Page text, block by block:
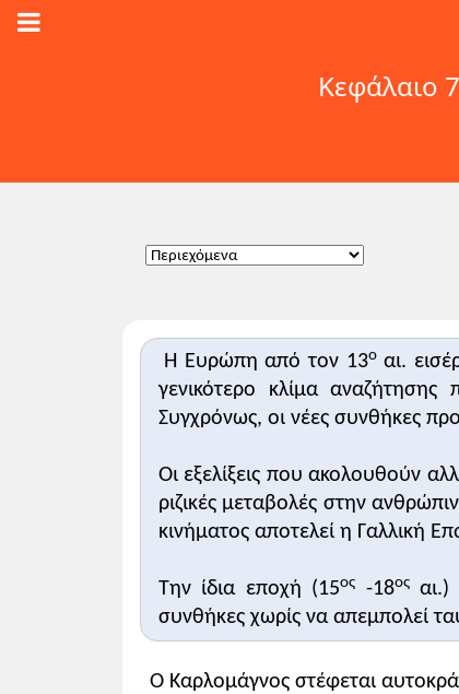
Κεφάλαιο
Η Ευρώπη από τον 13οαι.
γενικότερο κλίμα
Συγχρόνως, οι νέες συνθήκες
Οι εξελίξεις που ακολουθούν
ριζικές μεταβολές στην
κινήματος αποτελεί η Γαλλική
Την ίδια εποχή (15ος -18οςαι.)
συνθήκες χωρίς να απεμπολεί
Ο Καρλομάγνος στέφεται